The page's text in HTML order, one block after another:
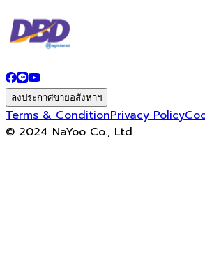
ลงประกาศขายอสังหาฯ
Terms & ConditionPrivacy Policy
© 2024 NaYoo Co., Ltd